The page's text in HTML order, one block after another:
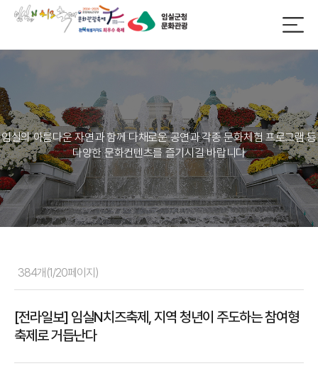
임실의 아름다운 자연과 함께 다채로운 공연과 각종 문화체험 프로그램 등
다양한 문화컨텐츠를 즐기시길 바랍니다
384개(1/20페이지)
[전라일보] 임실N치즈축제, 지역 청년이 주도하는 참여형
축제로 거듭난다